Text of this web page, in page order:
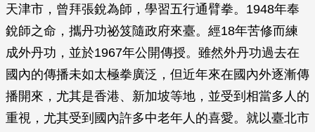
天津市，曾拜張銳為師，學習五行通臂拳。1948年奉
銳師之命，攜丹功祕笈隨政府來臺。經18年苦修而練
成外丹功，並於1967年公開傳授。雖然外丹功過去在
國內的傳播未如太極拳廣泛，但近年來在國內外逐漸傳
播開來，尤其是香港、新加坡等地，並受到相當多人的
重視，尤其受到國內許多中老年人的喜愛。就以臺北市